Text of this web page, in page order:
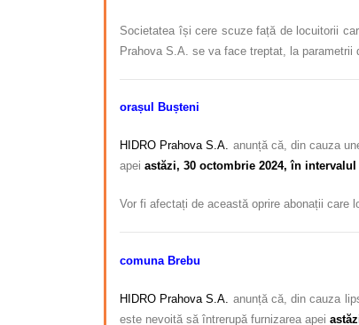
Societatea își cere scuze față de locuitorii
Prahova S.A. se va face treptat, la parametrii
orașul Bușteni
HIDRO Prahova S.A. anunță că, din cauza
apei astăzi, 30 octombrie 2024, în
Vor fi afectați de această oprire abonații care
comuna Brebu
HIDRO Prahova S.A. anunță că, din cauza
este nevoită să întrerupă furnizarea apei